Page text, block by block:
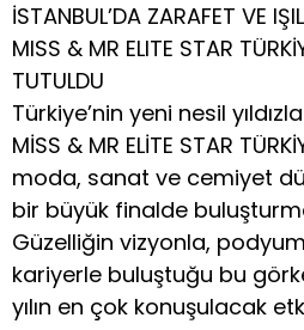
İSTANBUL’DA ZARAFET VE
MISS & MR ELITE STAR
TUTULDU
Türkiye’nin yeni nesil
MİSS & MR ELİTE STAR
moda, sanat ve cemiyet
bir büyük finalde
Güzelliğin vizyonla,
kariyerle buluştuğu bu
yılın en çok konuşulacak